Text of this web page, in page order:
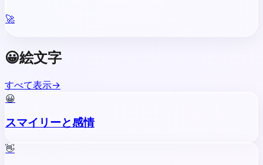
🚀
😀絵文字
すべて表示→
😀
スマイリーと感情
👋